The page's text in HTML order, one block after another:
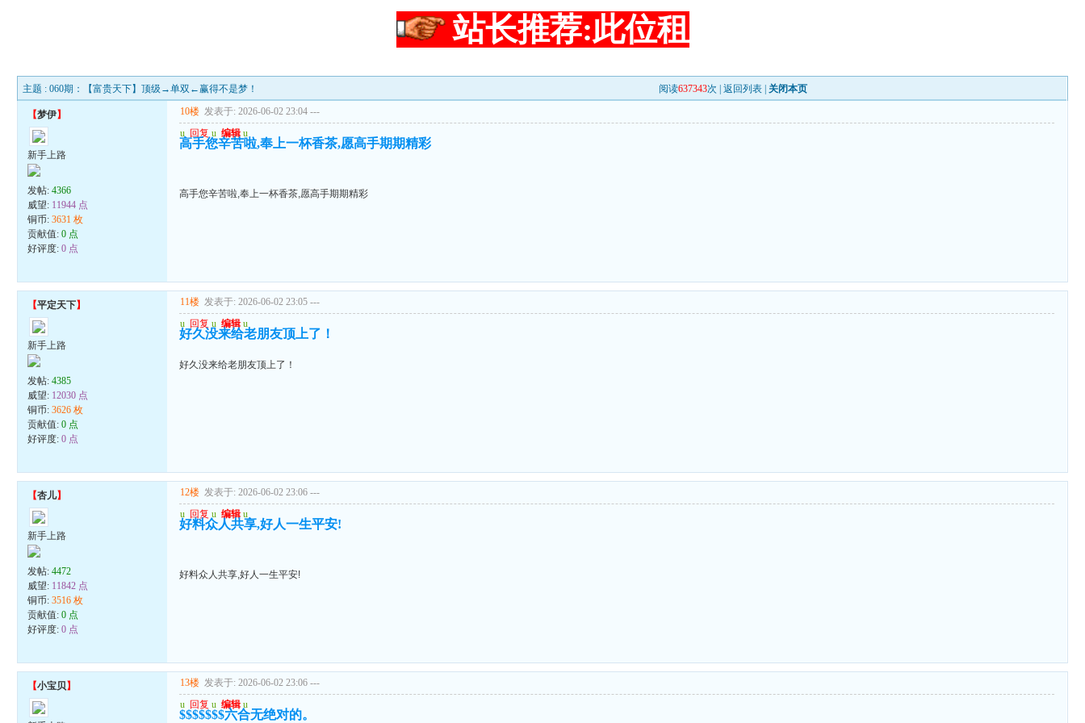
站长推荐:此位租
主题 : 060期：【富贵天下】顶级→单双←赢得不是梦！ 阅读637343次 |返回列表 关闭本页
【梦伊】
新手上路
发帖:4366
威望: 11944 点
铜币:3631 枚
贡献值:0 点
好评度:0 点
10楼 发表于: 2026-06-02 23:04 ---
u 回复 u 编辑 u
高手您辛苦啦,奉上一杯香茶,愿高手期期精彩
高手您辛苦啦,奉上一杯香茶,愿高手期期精彩
【平定天下】
新手上路
发帖:4385
威望: 12030 点
铜币:3626 枚
贡献值:0 点
好评度:0 点
11楼 发表于: 2026-06-02 23:05 ---
u 回复 u 编辑 u
好久没来给老朋友顶上了！
好久没来给老朋友顶上了！
【杏儿】
新手上路
发帖:4472
威望: 11842 点
铜币:3516 枚
贡献值:0 点
好评度:0 点
12楼 发表于: 2026-06-02 23:06 ---
u 回复 u 编辑 u
好料众人共享,好人一生平安!
好料众人共享,好人一生平安!
【小宝贝】 13楼 发表于: 2026-06-02 23:06 ---
u 回复 u 编辑 u
$$$$$$$六合无绝对的。